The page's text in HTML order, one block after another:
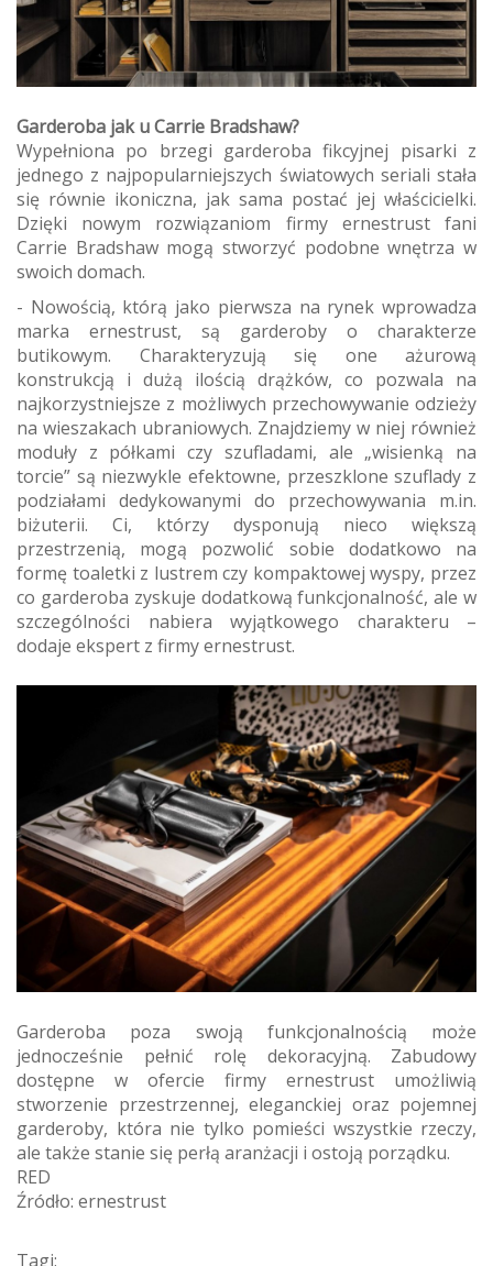
Garderoba jak u Carrie Bradshaw?
Wypełniona po brzegi garderoba fikcyjnej pisarki z
jednego z najpopularniejszych światowych seriali stała
się równie ikoniczna, jak sama postać jej właścicielki.
Dzięki nowym rozwiązaniom firmy ernestrust fani
Carrie Bradshaw mogą stworzyć podobne wnętrza w
swoich domach.
- Nowością, którą jako pierwsza na rynek wprowadza
marka ernestrust, są garderoby o charakterze
butikowym. Charakteryzują się one ażurową
konstrukcją i dużą ilością drążków, co pozwala na
najkorzystniejsze z możliwych przechowywanie odzieży
na wieszakach ubraniowych. Znajdziemy w niej również
moduły z półkami czy szufladami, ale „wisienką na
torcie” są niezwykle efektowne, przeszklone szuflady z
podziałami dedykowanymi do przechowywania m.in.
biżuterii. Ci, którzy dysponują nieco większą
przestrzenią, mogą pozwolić sobie dodatkowo na
formę toaletki z lustrem czy kompaktowej wyspy, przez
co garderoba zyskuje dodatkową funkcjonalność, ale w
szczególności nabiera wyjątkowego charakteru –
dodaje ekspert z firmy ernestrust.
Garderoba poza swoją funkcjonalnością może
jednocześnie pełnić rolę dekoracyjną. Zabudowy
dostępne w ofercie firmy ernestrust umożliwią
stworzenie przestrzennej, eleganckiej oraz pojemnej
garderoby, która nie tylko pomieści wszystkie rzeczy,
ale także stanie się perłą aranżacji i ostoją porządku.
RED
Źródło: ernestrust
Tagi: